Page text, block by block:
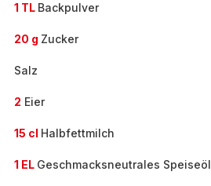
1 TL Backpulver
20 g Zucker
Salz
2 Eier
15 cl Halbfettmilch
1 EL Geschmacksneutrales Speiseöl